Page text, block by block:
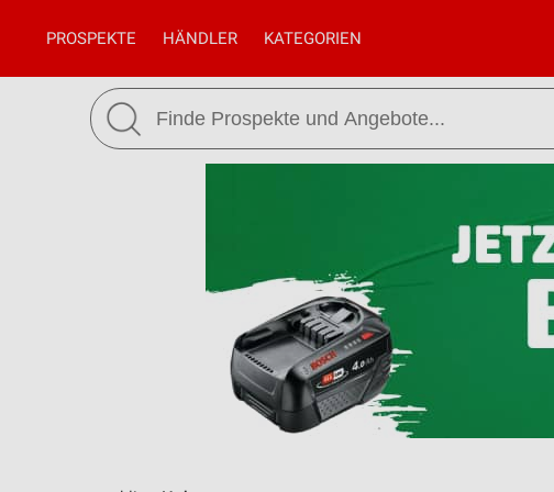
PROSPEKTE HÄNDLER KATEGORIEN